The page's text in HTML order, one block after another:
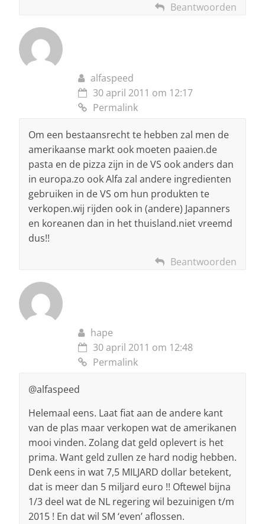
Beantwoorden
alfaspeed
30 april 2011 om 12:17
Permalink
Om een bestaansrecht te hebben zal men de
amerikaanse markt ook moeten paaien.de
pasta en de pizza zijn in de VS ook anders dan
in europa.zo ook Alfa zal andere ingredienten
gebruiken in de VS om hun produkten te
verkopen.wij rijden ook in (andere) Japanners
en koreanen dan in het thuisland.niet vreemd
dus!!
Beantwoorden
hape
30 april 2011 om 12:48
Permalink
@alfaspeed
Helemaal eens. Laat fiat aan de andere kant
van de plas maar verkopen wat de amerikanen
mooi vinden. Zolang dat geld oplevert is het
prima. Want geld zullen ze hard nodig hebben.
Denk eens in wat 7,5 MILJARD dollar betekent,
dat is meer dan 5 miljard euro !! Oftewel bijna
1/3 deel wat de NL regering wil bezuinigen t/m
2015 ! En dat wil SM ‘even’ aflossen.